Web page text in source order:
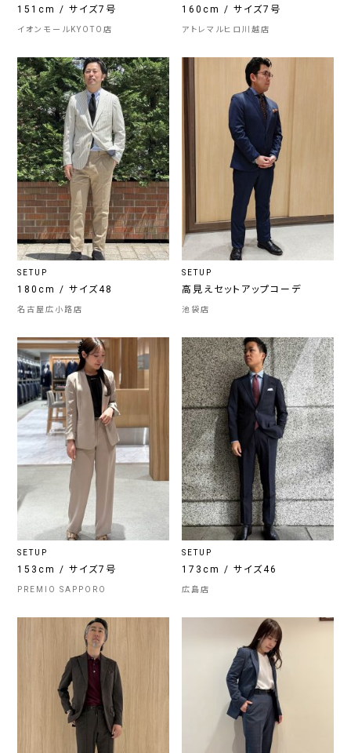
151cm / サイズ7号
イオンモールKYOTO店
160cm / サイズ7号
アトレマルヒロ川越店
SETUP
180cm / サイズ48
名古屋広小路店
SETUP
高見えセットアップコーデ
池袋店
SETUP
153cm / サイズ7号
PREMIO SAPPORO
SETUP
173cm / サイズ46
広島店